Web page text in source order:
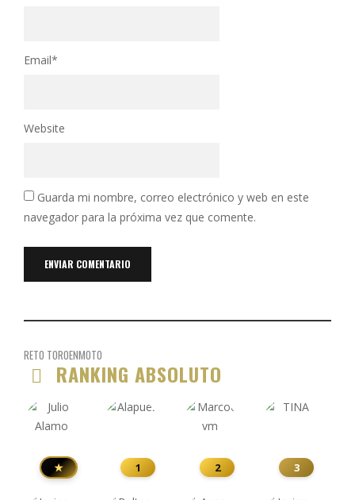
Email*
Website
Guarda mi nombre, correo electrónico y web en este
navegador para la próxima vez que comente.
RETO TOROENMOTO
RANKING ABSOLUTO
★ 1 2 3